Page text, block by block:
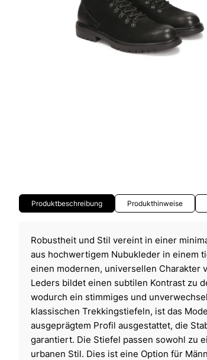
Produktbeschreibung Produkthinweise
Robustheit und Stil vereint in einer
aus hochwertigem Nubukleder in einem
einen modernen, universellen Charakter
Leders bildet einen subtilen Kontrast zu
wodurch ein stimmiges und
klassischen Trekkingstiefeln, ist das
ausgeprägtem Profil ausgestattet, die
garantiert. Die Stiefel passen sowohl zu
urbanen Stil. Dies ist eine Option für